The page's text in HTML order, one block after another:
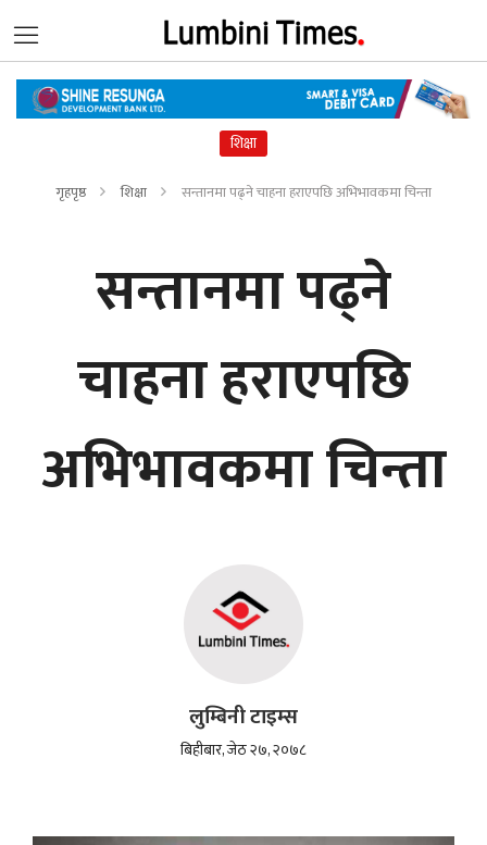
शिक्षा
गृहपृष्ठ शिक्षा सन्तानमा पढ्ने चाहना हराएपछि अभिभावकमा चिन्ता
सन्तानमा पढ्ने
चाहना हराएपछि
अभिभावकमा चिन्ता
लुम्बिनी टाइम्स
बिहीबार, जेठ २७, २०७८